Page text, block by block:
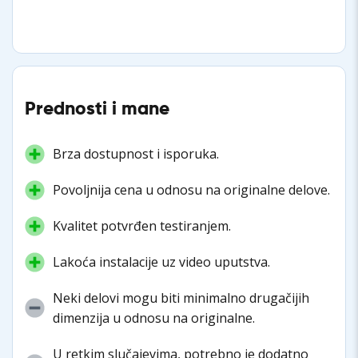
Prednosti i mane
Brza dostupnost i isporuka.
Povoljnija cena u odnosu na originalne delove.
Kvalitet potvrđen testiranjem.
Lakoća instalacije uz video uputstva.
Neki delovi mogu biti minimalno drugačijih
dimenzija u odnosu na originalne.
U retkim slučajevima, potrebno je dodatno